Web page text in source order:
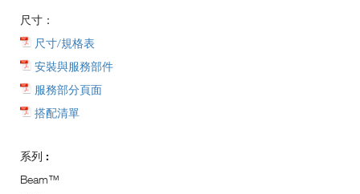
尺寸：
尺寸/規格表
安裝與服務部件
服務部分頁面
搭配清單
系列 :
Beam™